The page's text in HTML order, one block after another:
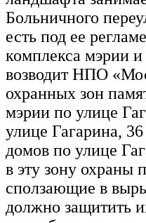
Больничного
есть под ее
комплекса мэрии
возводит НПО
охранных зон
мэрии по улице
улице Гагарина,
домов по улице
в эту зону охраны
сползающие в
должно защитить